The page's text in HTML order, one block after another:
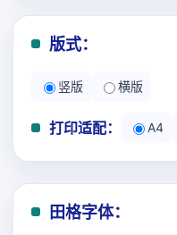
版式：
竖版 横版
打印适配： A4
田格字体：